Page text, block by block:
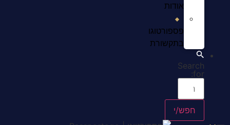
אודות
פספורטוגו
בתקשורת
Search
for: